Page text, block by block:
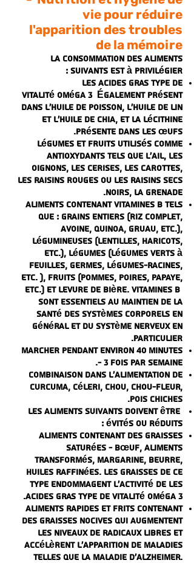
vie pour réduire
l'apparition des troubles
de la mémoire
La consommation des aliments
suivants est à privilégier :
Les acides gras type de
vitalité oméga 3Également présent
dans l'huile de poisson, l'huile de lin
et l'huile de chia, et la lécithine
présente dans les œufs.
Légumes et fruits utilisés comme
antioxydants tels que l'ail, les
oignons, les cerises, les carottes,
les raisins rouges ou les raisins secs
noirs, la grenade.
Aliments contenantVitamines B tels
que : grains entiers (riz complet,
avoine, quinoa, gruau, etc.),
légumineuses (lentilles, haricots,
etc.), légumes (légumes verts à
feuilles, germes, légumes-racines,
etc. ), fruits (pommes, poires, papaye,
etc.) et levure de bière. Vitamines B
sont essentiels au maintien de la
santé des systèmes corporels en
général et du système nerveux en
particulier.
Marcher pendant environ 40 minutes
- 3 fois par semaine.
Combinaison dans l'alimentation de
curcuma, céleri, chou, chou-fleur,
pois chiches.
Les aliments suivants doivent être
évités ou réduits :
Aliments contenant des graisses
saturées - bœuf, aliments
transformés, margarine, beurre,
huiles raffinées. Les graisses de ce
type endommagent l'activité de Les
acides gras type de vitalité oméga 3
.
Aliments rapides et frits contenant
des graisses nocives qui augmentent
les niveaux de radicaux libres et
accélèrent l'apparition de maladies
telles que la maladie d'Alzheimer.